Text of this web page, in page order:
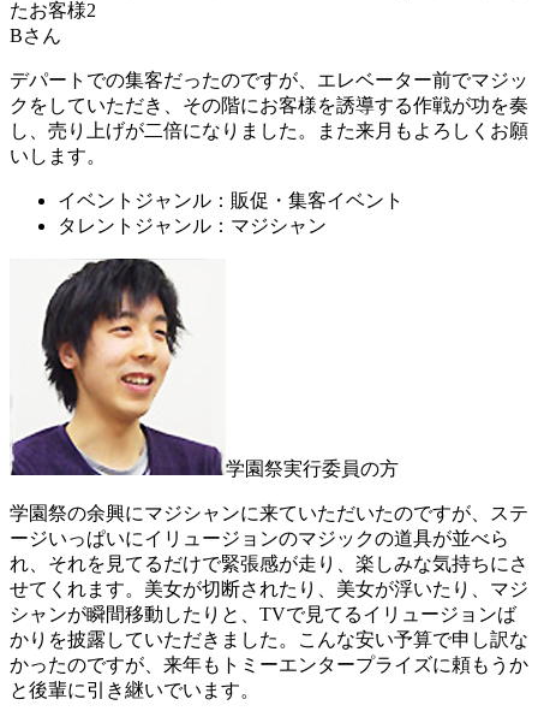
Bさん
デパートでの集客だったのですが、エレベーター前でマジッ
クをしていただき、その階にお客様を誘導する作戦が功を奏
し、売り上げが二倍になりました。また来月もよろしくお願
いします。
イベントジャンル：販促・集客イベント
タレントジャンル：マジシャン
学園祭実行委員の方
学園祭の余興にマジシャンに来ていただいたのですが、ステ
ージいっぱいにイリュージョンのマジックの道具が並べら
れ、それを見てるだけで緊張感が走り、楽しみな気持ちにさ
せてくれます。美女が切断されたり、美女が浮いたり、マジ
シャンが瞬間移動したりと、TVで見てるイリュージョンば
かりを披露していただきました。こんな安い予算で申し訳な
かったのですが、来年もトミーエンタープライズに頼もうか
と後輩に引き継いでいます。